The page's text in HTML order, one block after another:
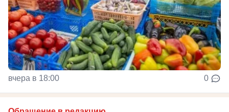
вчера в 18:00 0